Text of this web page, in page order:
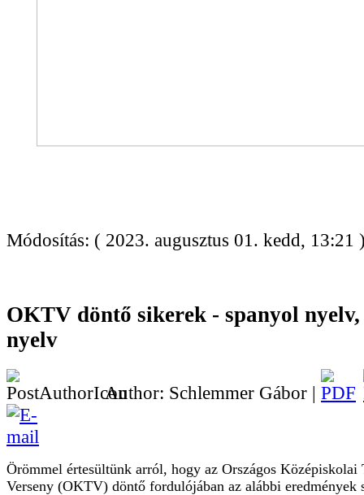
Módosítás: ( 2023. augusztus 01. kedd, 13:21
OKTV döntő sikerek - spanyol
nyelv
Author: Schlemmer Gábor |
Örömmel értesültünk arról, hogy az Országos Középiskolai
Verseny (OKTV) döntő fordulójában az alábbi eredmények